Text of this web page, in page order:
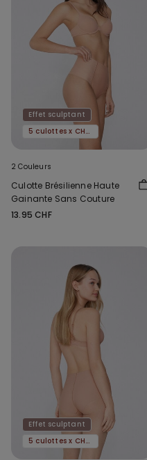
Effet sculptant
5 culottes x CHF 29.90
2 Couleurs
Culotte Brésilienne Haute
Gainante Sans Couture
13.95 CHF
Effet sculptant
5 culottes x CHF 29.90